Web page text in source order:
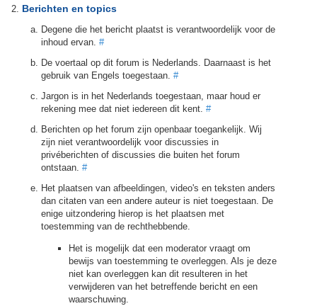
Berichten en topics
Degene die het bericht plaatst is verantwoordelijk voor de
inhoud ervan. #
De voertaal op dit forum is Nederlands. Daarnaast is het
gebruik van Engels toegestaan. #
Jargon is in het Nederlands toegestaan, maar houd er
rekening mee dat niet iedereen dit kent. #
Berichten op het forum zijn openbaar toegankelijk. Wij
zijn niet verantwoordelijk voor discussies in
privéberichten of discussies die buiten het forum
ontstaan. #
Het plaatsen van afbeeldingen, video's en teksten anders
dan citaten van een andere auteur is niet toegestaan. De
enige uitzondering hierop is het plaatsen met
toestemming van de rechthebbende.
Het is mogelijk dat een moderator vraagt om
bewijs van toestemming te overleggen. Als je deze
niet kan overleggen kan dit resulteren in het
verwijderen van het betreffende bericht en een
waarschuwing.